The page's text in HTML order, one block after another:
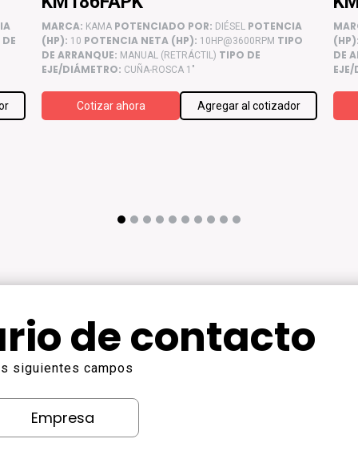
MARCA: KAMA POTENCIADO POR: DIÉSEL POTENCIA
(HP): 10 POTENCIA NETA (HP): 10HP@3600RPM TIPO
DE ARRANQUE: MANUAL (RETRÁCTIL) TIPO DE
EJE/DIÁMETRO: CUÑA-ROSCA 1"
Cotizar ahora Agregar al cotizador
DE
de contacto
siguientes campos
Empresa